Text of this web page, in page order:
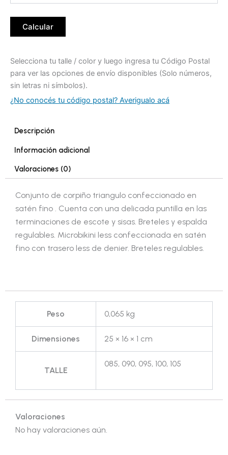
Calcular
Selecciona tu talle / color y luego ingresa tu Código Postal
para ver las opciones de envío disponibles (Solo números,
sin letras ni símbolos).
¿No conocés tu código postal? Averigualo acá
Descripción
Información adicional
Valoraciones (0)
Conjunto de corpiño triangulo confeccionado en
satén fino . Cuenta con una delicada puntilla en las
terminaciones de escote y sisas. Breteles y espalda
regulables. Microbikini less confeccionada en satén
fino con trasero less de denier. Breteles regulables.
Peso 0,065 kg
Dimensiones 25 × 16 × 1 cm
TALLE
085, 090, 095, 100, 105
Valoraciones
No hay valoraciones aún.